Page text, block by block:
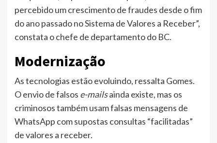
percebido um crescimento de fraudes desde o fim
do ano passado no Sistema de Valores a Receber”,
constata o chefe de departamento do BC.
Modernização
As tecnologias estão evoluindo, ressalta Gomes.
O envio de falsos e-mailsainda existe, mas os
criminosos também usam falsas mensagens de
WhatsApp com supostas consultas “facilitadas”
de valores a receber.